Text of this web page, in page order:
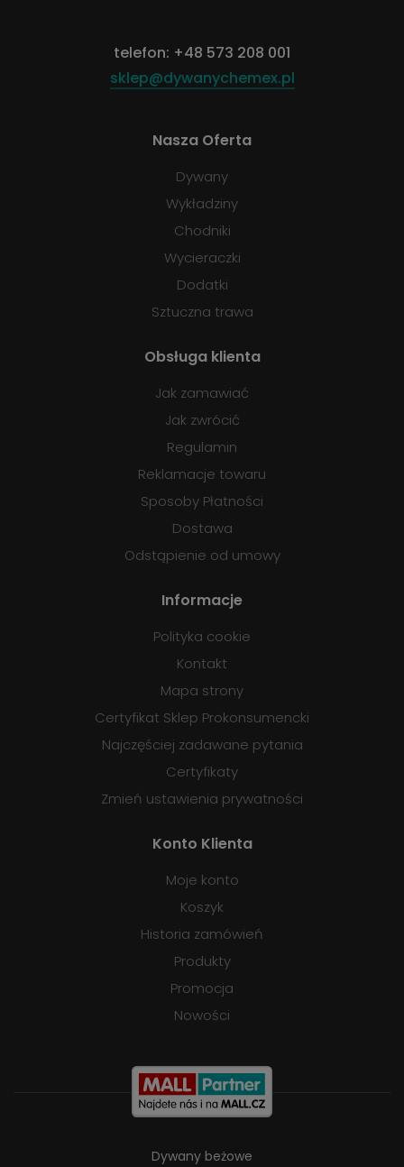
telefon: +48 573 208 001
sklep@dywanychemex.pl
Nasza Oferta
Dywany
Wykładziny
Chodniki
Wycieraczki
Dodatki
Sztuczna trawa
Obsługa klienta
Jak zamawiać
Jak zwrócić
Regulamin
Reklamacje towaru
Sposoby Płatności
Dostawa
Odstąpienie od umowy
Informacje
Polityka cookie
Kontakt
Mapa strony
Certyfikat Sklep Prokonsumencki
Najczęściej zadawane pytania
Certyfikaty
Zmień ustawienia prywatności
Konto Klienta
Moje konto
Koszyk
Historia zamówień
Produkty
Promocja
Nowości
Dywany beżowe